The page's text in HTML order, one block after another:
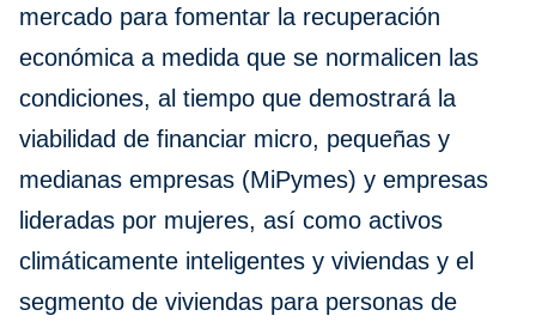
mercado para fomentar la recuperación
económica a medida que se normalicen las
condiciones, al tiempo que demostrará la
viabilidad de financiar micro, pequeñas y
medianas empresas (MiPymes) y empresas
lideradas por mujeres, así como activos
climáticamente inteligentes y viviendas y el
segmento de viviendas para personas de